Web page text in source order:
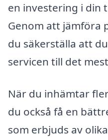
en investering i din
Genom att jämföra
du säkerställa att
servicen till det
När du inhämtar
du också få en
som erbjuds av